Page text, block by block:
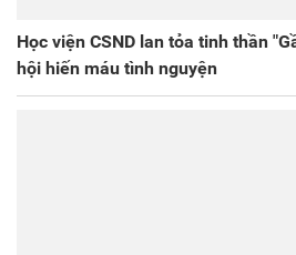
Học viện CSND lan tỏa tinh thần
hội hiến máu tình nguyện